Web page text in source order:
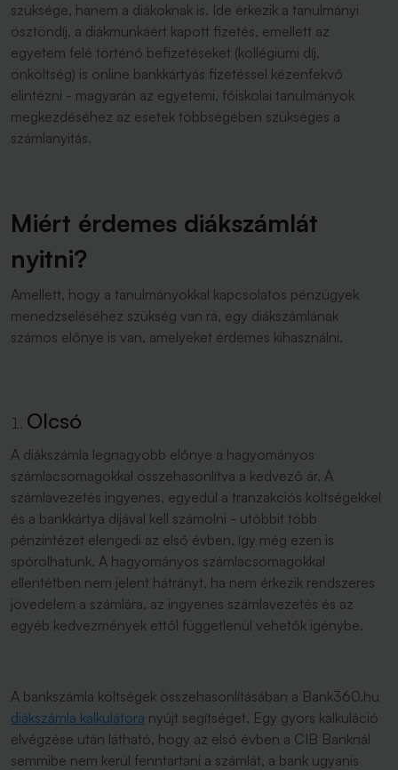
szüksége, hanem a diákoknak is. Ide érkezik a tanulmányi
ösztöndíj, a diákmunkáért kapott fizetés, emellett az
egyetem felé történő befizetéseket (kollégiumi díj,
önköltség) is online bankkártyás fizetéssel kézenfekvő
elintézni - magyarán az egyetemi, főiskolai tanulmányok
megkezdéséhez az esetek többségében szükséges a
számlanyitás.
Miért érdemes diákszámlát
nyitni?
Amellett, hogy a tanulmányokkal kapcsolatos pénzügyek
menedzseléséhez szükség van rá, egy diákszámlának
számos előnye is van, amelyeket érdemes kihasználni.
Olcsó
A diákszámla legnagyobb előnye a hagyományos
számlacsomagokkal összehasonlítva a kedvező ár. A
számlavezetés ingyenes, egyedül a tranzakciós költségekkel
és a bankkártya díjával kell számolni - utóbbit több
pénzintézet elengedi az első évben, így még ezen is
spórolhatunk. A hagyományos számlacsomagokkal
ellentétben nem jelent hátrányt, ha nem érkezik rendszeres
jövedelem a számlára, az ingyenes számlavezetés és az
egyéb kedvezmények ettől függetlenül vehetők igénybe.
A bankszámla költségek összehasonlításában a Bank360.hu
diákszámla kalkulátora nyújt segítséget. Egy gyors kalkuláció
elvégzése után látható, hogy az első évben a CIB Banknál
semmibe nem kerül fenntartani a számlát, a bank ugyanis